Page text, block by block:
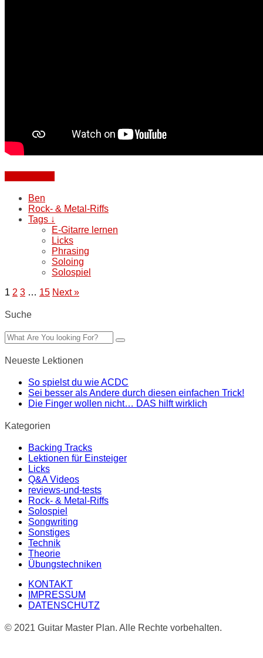
Ben
Rock- & Metal-Riffs
Tags ↓
E-Gitarre lernen
Licks
Phrasing
Soloing
Solospiel
1 2 3 … 15 Next »
Suche
Neueste Lektionen
So spielst du wie ACDC
Sei besser als Andere durch diesen einfachen Trick!
Die Finger wollen nicht… DAS hilft wirklich
Kategorien
Backing Tracks
Lektionen für Einsteiger
Licks
Q&A Videos
reviews-und-tests
Rock- & Metal-Riffs
Solospiel
Songwriting
Sonstiges
Technik
Theorie
Übungstechniken
KONTAKT
IMPRESSUM
DATENSCHUTZ
© 2021 Guitar Master Plan. Alle Rechte vorbehalten.